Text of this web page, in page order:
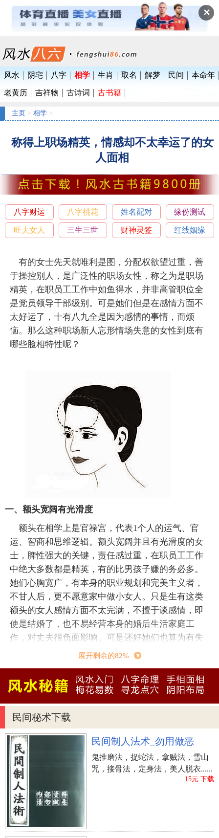
✕
风水 阴宅 八字 相学 生肖 取名 解梦 民间 本命年
老黄历 吉祥物 古诗词 古书籍
主页 > 相学 >
称得上职场精英，情感却不太幸运了的女
人面相
八字财运 八字桃花 姓名配对 缘份测试
旺夫女人 三生三世 财神灵签 红线姻缘
有的女士先天就唯利是图，分配权欲望过重，善
于操控别人，是广泛性的职场女性，称之为是职场
精英，在职员工工作中如鱼得水，并非高管职位全
是党员领导干部级别。可是她们但是在感情方面不
太好运了，十有八九全是因为感情的事情，而烦
恼。那么这种职场新人忘形情场失意的女性到底有
哪些脸相特性呢？
一、额头宽阔有光滑度
额头在相学上是官禄宫，代表1个人的运气、官
运、智商和思维逻辑。额头宽阔并且有光滑度的女
士，脾性强大的关键，责任感过重，在职员工工作
中绝大多数都是精英，有的比男孩子赚的务必多。
她们心胸宽广，有本身的职业规划和完美主义者，
不甘人后，更不愿意家中做小女人。只是生有这类
额头的女人感情方面不太完满，不擅于谈感情，即
使是结婚了，也不易经营本身的婚后生活家庭工
作，对丈夫很负面影响。可是还好她们也算为有失
有得，尽管在感情方面不尽人意，好赖在工作中方
展开剩余的82%
民间秘术下载
民间制人法术_勿用做恶
鬼推磨法，捉蛇法，拿贼法，雪山
咒，接骨法，定身法，美人脱衣......
15元.下载